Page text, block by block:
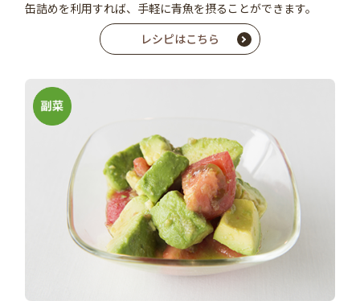
缶詰めを利用すれば、手軽に青魚を摂ることができます。
レシピはこちら